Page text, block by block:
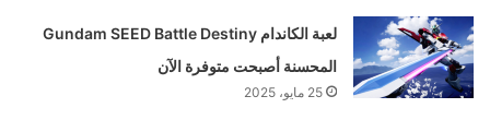
لعبة الكاندام Gundam SEED Battle Destiny
المحسنة أصبحت متوفرة الآن
25 مايو، 2025